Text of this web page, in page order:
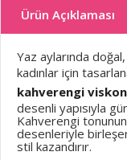
Ürün Açıklaması
Yaz aylarında
kadınlar için
kahverengi
desenli yapısıyla
Kahverengi
desenleriyle
stil kazandırır.